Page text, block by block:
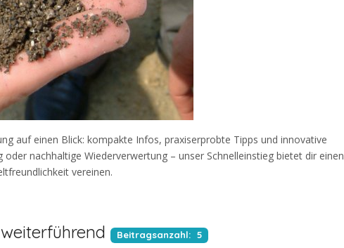
auf einen Blick: kompakte Infos, praxiserprobte Tipps und innovative
nachhaltige Wiederverwertung – unser Schnelleinstieg bietet dir einen
vereinen.
Beitragsanzahl: 5